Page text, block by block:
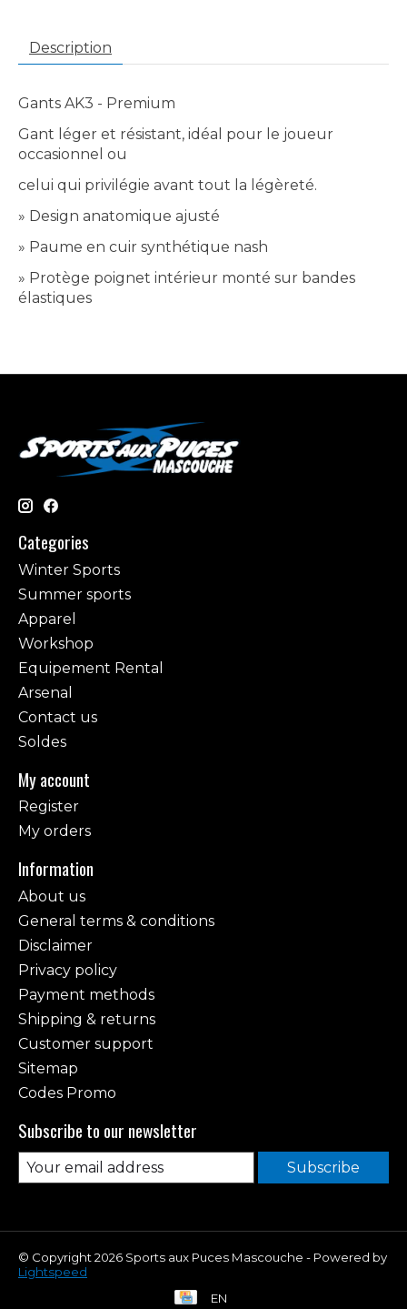
Description
Gants AK3 - Premium
Gant léger et résistant, idéal pour le joueur
occasionnel ou
celui qui privilégie avant tout la légèreté.
» Design anatomique ajusté
» Paume en cuir synthétique nash
» Protège poignet intérieur monté sur bandes
élastiques
Categories
Winter Sports
Summer sports
Apparel
Workshop
Equipement Rental
Arsenal
Contact us
Soldes
My account
Register
My orders
Information
About us
General terms & conditions
Disclaimer
Privacy policy
Payment methods
Shipping & returns
Customer support
Sitemap
Codes Promo
Subscribe to our newsletter
Subscribe
© Copyright 2026 Sports aux Puces Mascouche - Powered by
Lightspeed
EN